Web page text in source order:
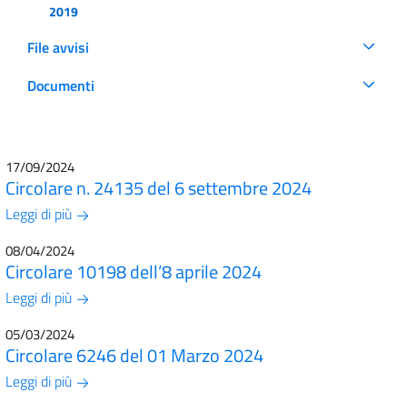
2019
File avvisi
Documenti
17/09/2024
Circolare n. 24135 del 6 settembre 2024
Leggi di più
08/04/2024
Circolare 10198 dell’8 aprile 2024
Leggi di più
05/03/2024
Circolare 6246 del 01 Marzo 2024
Leggi di più